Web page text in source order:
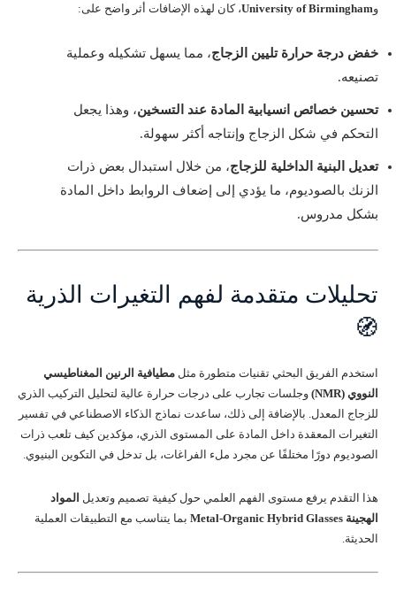
وUniversity of Birmingham، كان لهذه الإضافات أثر واضح على:
خفض درجة حرارة تليين الزجاج، مما يسهل تشكيله وعملية
تصنيعه.
تحسين خصائص انسيابية المادة عند التسخين، وهذا يجعل
التحكم في شكل الزجاج وإنتاجه أكثر سهولة.
تعديل البنية الداخلية للزجاج، من خلال استبدال بعض ذرات
الزنك بالصوديوم، ما يؤدي إلى إضعاف الروابط داخل المادة
بشكل مدروس.
تحليلات متقدمة لفهم التغيرات الذرية
🧭
استخدم الفريق البحثي تقنيات متطورة مثل مطيافية الرنين المغناطيسي
النووي (NMR)
وجلسات تجارب على درجات حرارة عالية لتحليل التركيب الذري
للزجاج المعدل. بالإضافة إلى ذلك، ساعدت نماذج الذكاء الاصطناعي في تفسير
التغيرات المعقدة داخل المادة على المستوى الذري، مؤكدين كيف تلعب ذرات
الصوديوم دورًا مختلفًا عن مجرد ملء الفراغات، بل تدخل في التكوين البنيوي.
هذا التقدم يرفع مستوى الفهم العلمي حول كيفية تصميم وتعديل المواد
الهجينة Metal-Organic Hybrid Glasses
بما يتناسب مع التطبيقات العملية
الحديثة.